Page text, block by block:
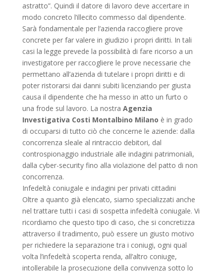
astratto”. Quindi il datore di lavoro deve accertare in
modo concreto l’illecito commesso dal dipendente.
Sarà fondamentale per l’azienda raccogliere prove
concrete per far valere in giudizio i propri diritti. In tali
casi la legge prevede la possibilità di fare ricorso a un
investigatore per raccogliere le prove necessarie che
permettano all’azienda di tutelare i propri diritti e di
poter ristorarsi dai danni subiti licenziando per giusta
causa il dipendente che ha messo in atto un furto o
una frode sul lavoro. La nostra Agenzia
Investigativa Costi Montalbino Milano è in grado
di occuparsi di tutto ciò che concerne le aziende: dalla
concorrenza sleale al rintraccio debitori, dal
controspionaggio industriale alle indagini patrimoniali,
dalla cyber-security fino alla violazione del patto di non
concorrenza.
Infedeltà coniugale e indagini per privati cittadini
Oltre a quanto già elencato, siamo specializzati anche
nel trattare tutti i casi di sospetta infedeltà coniugale. Vi
ricordiamo che questo tipo di caso, che si concretizza
attraverso il tradimento, può essere un giusto motivo
per richiedere la separazione tra i coniugi, ogni qual
volta l’infedeltà scoperta renda, all’altro coniuge,
intollerabile la prosecuzione della convivenza sotto lo